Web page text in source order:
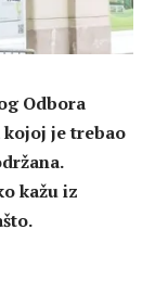
Odbora
kojoj je trebao
kažu iz